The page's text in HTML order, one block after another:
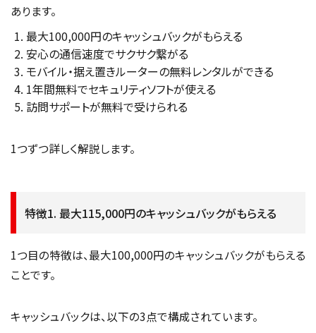
あります。
最大100,000円のキャッシュバックがもらえる
安心の通信速度でサクサク繋がる
モバイル・据え置きルーターの無料レンタルができる
1年間無料でセキュリティソフトが使える
訪問サポートが無料で受けられる
1つずつ詳しく解説します。
特徴1. 最大115,000円のキャッシュバックがもらえる
1つ目の特徴は、最大100,000円のキャッシュバックがもらえる
ことです。
キャッシュバックは、以下の3点で構成されています。